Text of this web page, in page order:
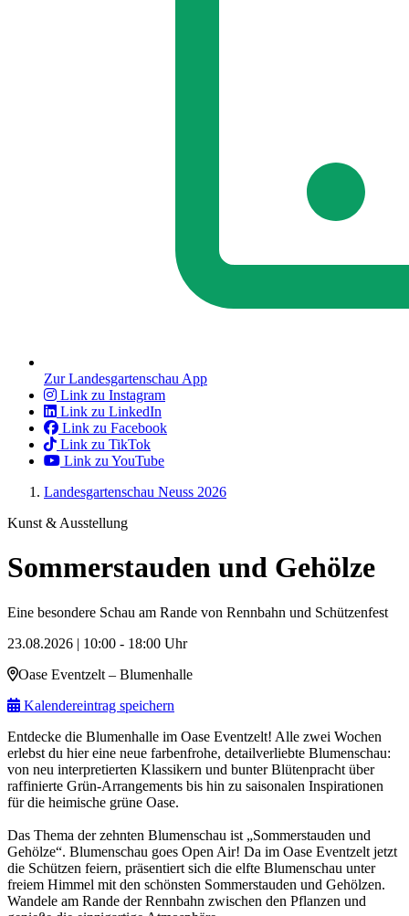
Zur Landesgartenschau App
Link zu Instagram
Link zu LinkedIn
Link zu Facebook
Link zu TikTok
Link zu YouTube
Landesgartenschau Neuss 2026
Kunst & Ausstellung
Sommerstauden und Gehölze
Eine besondere Schau am Rande von Rennbahn und Schützenfest
23.08.2026 | 10:00 - 18:00 Uhr
Oase Eventzelt – Blumenhalle
Kalendereintrag speichern
Entdecke die Blumenhalle im Oase Eventzelt! Alle zwei Wochen
erlebst du hier eine neue farbenfrohe, detailverliebte Blumenschau:
von neu interpretierten Klassikern und bunter Blütenpracht über
raffinierte Grün-Arrangements bis hin zu saisonalen Inspirationen
für die heimische grüne Oase.
Das Thema der zehnten Blumenschau ist „Sommerstauden und
Gehölze“. Blumenschau goes Open Air! Da im Oase Eventzelt jetzt
die Schützen feiern, präsentiert sich die elfte Blumenschau unter
freiem Himmel mit den schönsten Sommerstauden und Gehölzen.
Wandele am Rande der Rennbahn zwischen den Pflanzen und